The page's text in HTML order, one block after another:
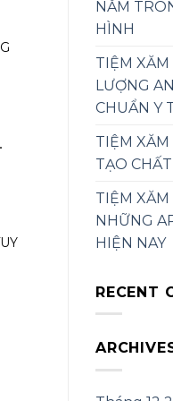
NĂM
HÌNH
TIỆM
LƯỢNG
CHUẨN Y
TIỆM XĂM
TẠO
TIỆM
NHỮNG
HIỆN NAY
RECENT